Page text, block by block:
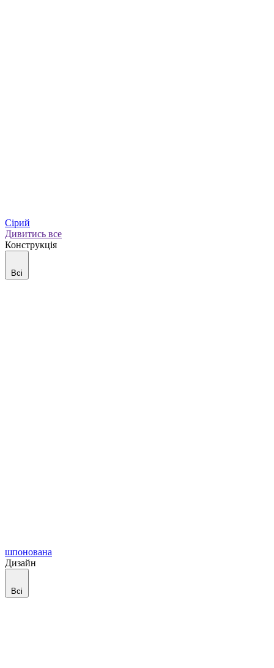
Сірий
Дивитись все
Конструкція
Всі
шпонована
Дизайн
Всі